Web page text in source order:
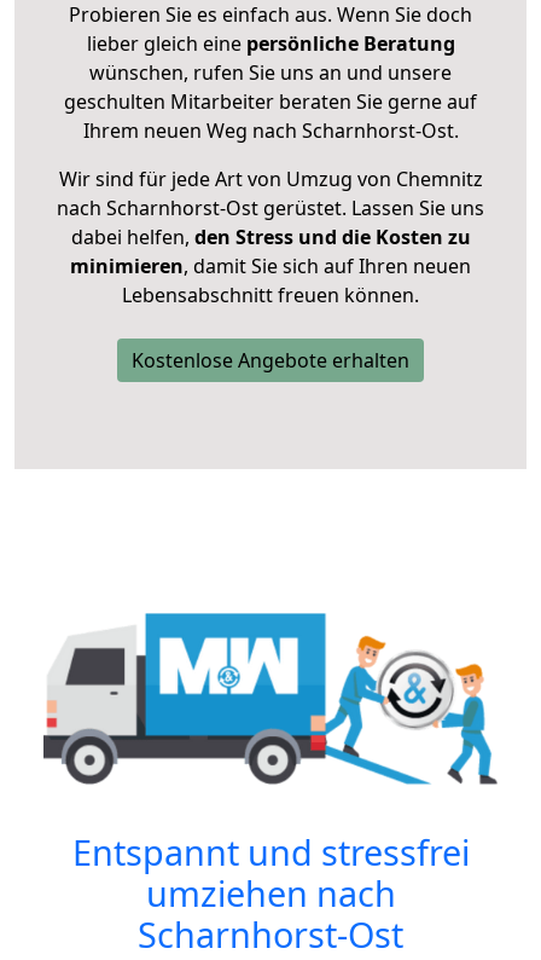
Probieren Sie es einfach aus. Wenn Sie doch
lieber gleich eine persönliche Beratung
wünschen, rufen Sie uns an und unsere
geschulten Mitarbeiter beraten Sie gerne auf
Ihrem neuen Weg nach Scharnhorst-Ost.
Wir sind für jede Art von Umzug von Chemnitz
nach Scharnhorst-Ost gerüstet. Lassen Sie uns
dabei helfen, den Stress und die Kosten zu
minimieren, damit Sie sich auf Ihren neuen
Lebensabschnitt freuen können.
Kostenlose Angebote erhalten
Entspannt und stressfrei
umziehen nach
Scharnhorst-Ost